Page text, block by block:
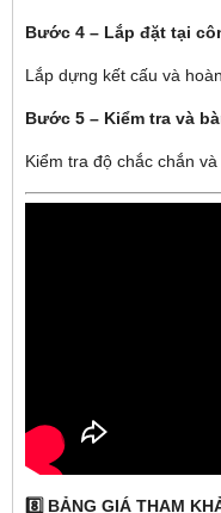
Bước 4 – Lắp đặt tại
Lắp dựng kết cấu và
Bước 5 – Kiểm tra và
Kiểm tra độ chắc chắn
8️⃣ BẢNG GIÁ THAM